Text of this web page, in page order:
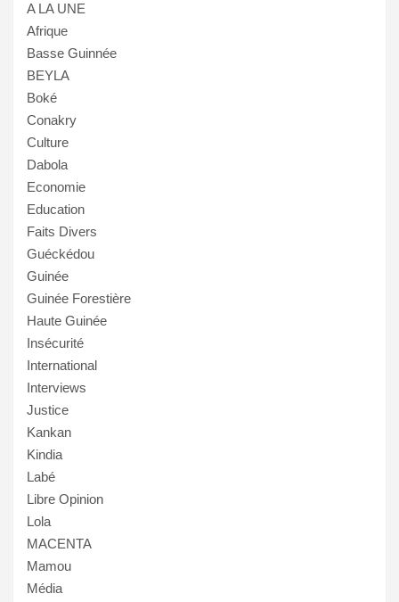
A LA UNE
Afrique
Basse Guinnée
BEYLA
Boké
Conakry
Culture
Dabola
Economie
Education
Faits Divers
Guéckédou
Guinée
Guinée Forestière
Haute Guinée
Insécurité
International
Interviews
Justice
Kankan
Kindia
Labé
Libre Opinion
Lola
MACENTA
Mamou
Média